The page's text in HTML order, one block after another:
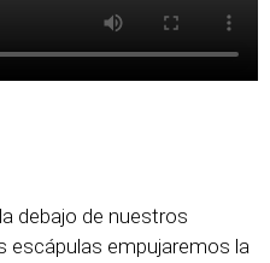
debajo de nuestros
escápulas empujaremos la